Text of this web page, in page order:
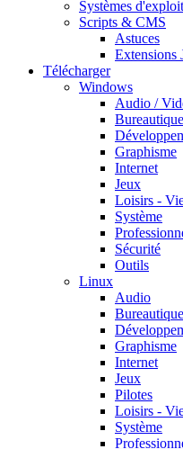
Systèmes
Scripts & CMS
Astuces
Extensions
Télécharger
Windows
Audio /
Bureautique
Graphisme
Internet
Jeux
Loisirs -
Système
Sécurité
Outils
Linux
Audio
Bureautique
Graphisme
Internet
Jeux
Pilotes
Loisirs -
Système